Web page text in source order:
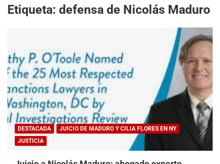
Etiqueta: defensa de Nicolás Maduro
DESTACADA
JUICIO DE MADURO Y CILIA FLORES EN NY
JUSTICIA